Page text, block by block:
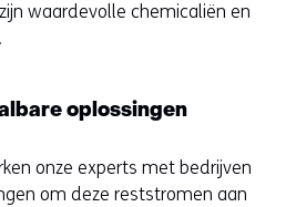
waardevolle chemicaliën en
oplossingen
onze experts met bedrijven
om deze reststromen aan